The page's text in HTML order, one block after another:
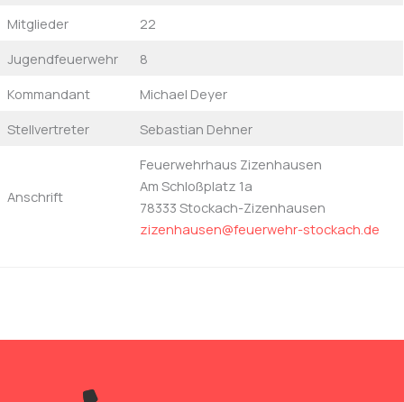
Mitglieder
22
Jugendfeuerwehr
8
Kommandant
Michael Deyer
Stellvertreter
Sebastian Dehner
Anschrift
Feuerwehrhaus Zizenhausen
Am Schloßplatz 1a
78333 Stockach-Zizenhausen
zizenhausen@feuerwehr-stockach.de